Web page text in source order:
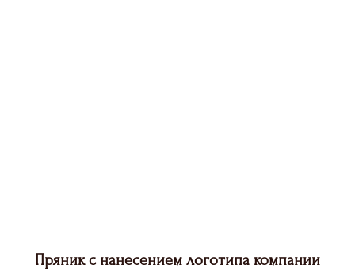
Пряник с нанесением логотипа компании